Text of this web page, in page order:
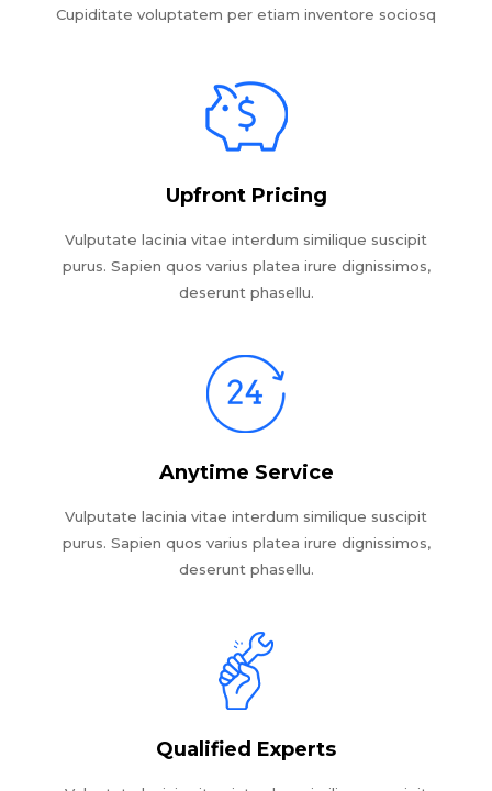
Cupiditate voluptatem per etiam inventore sociosq
Upfront Pricing
Vulputate lacinia vitae interdum similique suscipit
purus. Sapien quos varius platea irure dignissimos,
deserunt phasellu.
Anytime Service
Vulputate lacinia vitae interdum similique suscipit
purus. Sapien quos varius platea irure dignissimos,
deserunt phasellu.
Qualified Experts